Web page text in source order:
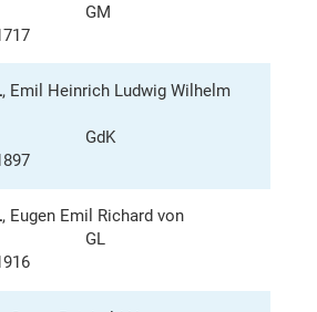
GM
, Emil Heinrich Ludwig Wilhelm
GdK
, Eugen Emil Richard von
GL